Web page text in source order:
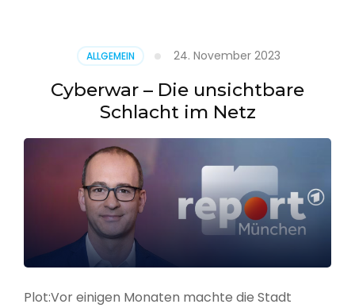
ALLGEMEIN 24. November 2023
Cyberwar – Die unsichtbare
Schlacht im Netz
Plot:Vor einigen Monaten machte die Stadt